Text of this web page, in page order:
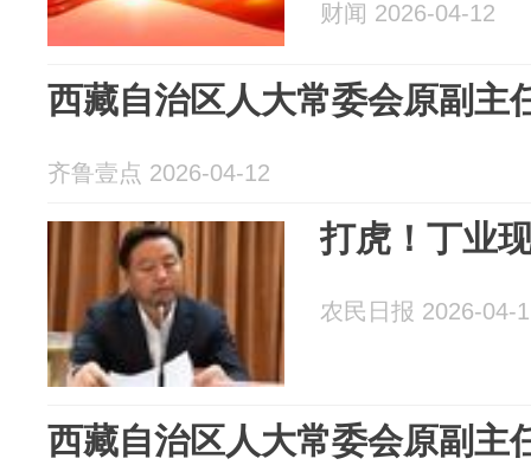
财闻 2026-04-12
西藏自治区人大常委会原副主
齐鲁壹点 2026-04-12
打虎！丁业
农民日报 2026-04-
西藏自治区人大常委会原副主